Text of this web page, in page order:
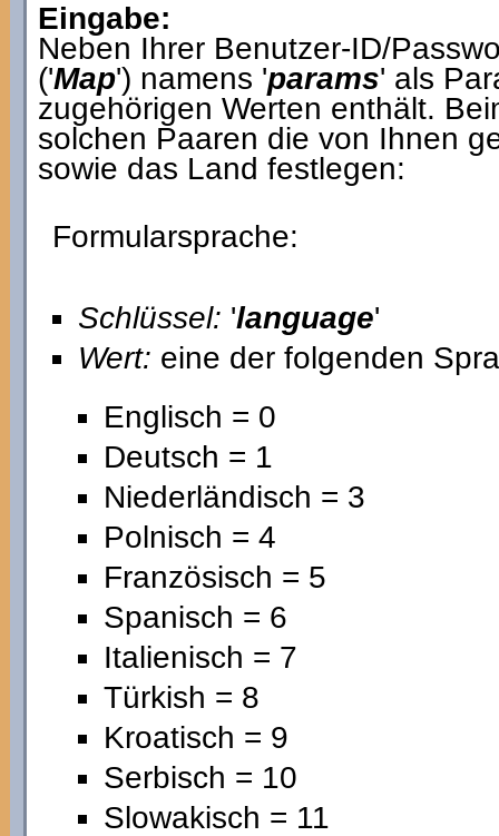
Eingabe:
Neben Ihrer Benutzer-ID/
('Map') namens 'params' als
zugehörigen Werten enthält.
solchen Paaren die von Ihnen
sowie das Land festlegen:
Formularsprache:
Schlüssel: 'language'
Wert: eine der folgenden
Englisch = 0
Deutsch = 1
Niederländisch = 3
Polnisch = 4
Französisch = 5
Spanisch = 6
Italienisch = 7
Türkish = 8
Kroatisch = 9
Serbisch = 10
Slowakisch = 11